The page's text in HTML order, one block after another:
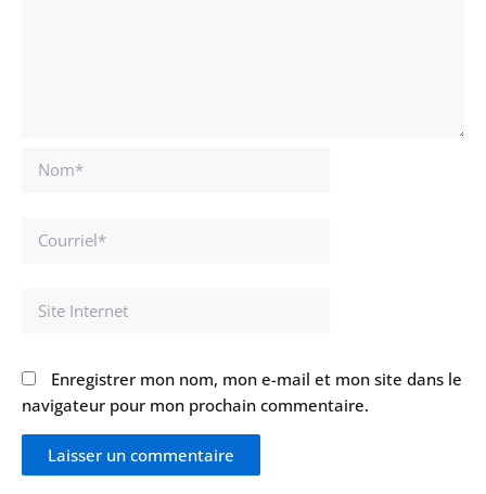
Nom*
Courriel*
Site
Enregistrer mon nom, mon e-mail et mon site dans le
navigateur pour mon prochain commentaire.